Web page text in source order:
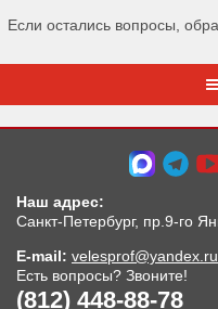
Если остались вопросы,
Наш адрес:
Санкт-Петербург, пр.9-го
E-mail: velesprof@yandex.ru
Есть вопросы? Звоните!
(812) 448-88-78